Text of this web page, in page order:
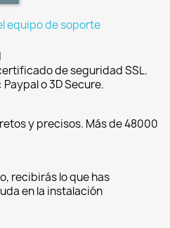
equipo de soporte
de seguridad SSL.
o 3D Secure.
y precisos. Más de 48000
recibirás lo que has
en la instalación